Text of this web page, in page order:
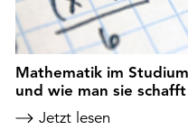
Mathematik im
und wie man sie schafft
Jetzt lesen